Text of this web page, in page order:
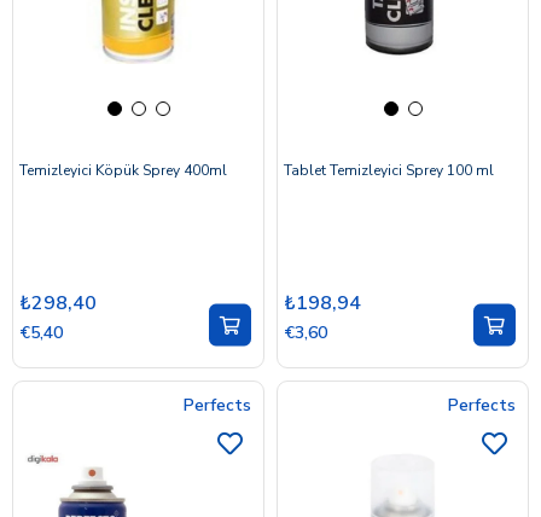
Temizleyici Köpük Sprey 400ml
₺298,40
€5,40
Tablet Temizleyici Sprey 100 ml
₺198,94
€3,60
Perfects Perfects